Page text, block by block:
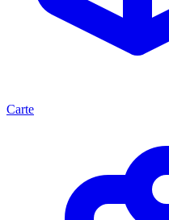
Carte